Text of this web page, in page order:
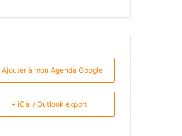
Ajouter à mon Agenda Google
+ iCal / Outlook export